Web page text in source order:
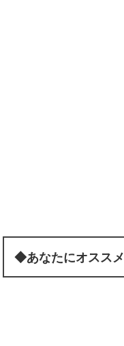
◆あなたにオススメ